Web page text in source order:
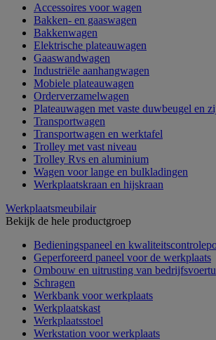
Accessoires voor wagen
Bakken- en gaaswagen
Bakkenwagen
Elektrische plateauwagen
Gaaswandwagen
Industriële aanhangwagen
Mobiele plateauwagen
Orderverzamelwagen
Plateauwagen met vaste duwbeugel en
Transportwagen
Transportwagen en werktafel
Trolley met vast niveau
Trolley Rvs en aluminium
Wagen voor lange en bulkladingen
Werkplaatskraan en hijskraan
Werkplaatsmeubilair
Bekijk de hele productgroep
Bedieningspaneel en
Geperforeerd paneel voor de werkplaats
Ombouw en uitrusting van
Schragen
Werkbank voor werkplaats
Werkplaatskast
Werkplaatsstoel
Werkstation voor werkplaats